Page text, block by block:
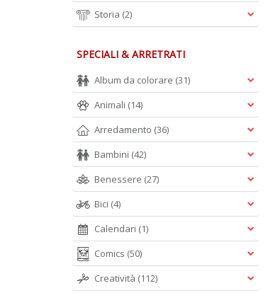
Storia (2)
SPECIALI & ARRETRATI
Album da colorare (31)
Animali (14)
Arredamento (36)
Bambini (42)
Benessere (27)
Bici (4)
Calendari (1)
Comics (50)
Creatività (112)